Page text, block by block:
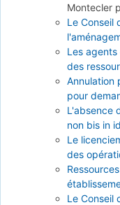
Montecler
Le Conseil
Les
des
Annulation
pour
L'absence
non bis in
Le
des
Le Conseil